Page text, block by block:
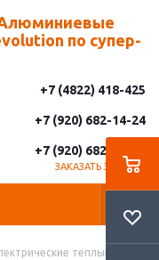
Алюминиевые
по супер-
+7 (4822) 418-425
+7 (920) 682-14-24
+7 (920) 682-14-25
ЗАКАЗАТЬ ЗВОНОК
теплые полы